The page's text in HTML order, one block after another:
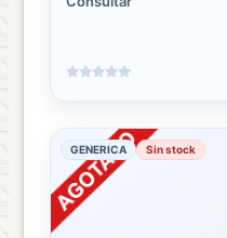
GENERICA Sin stock